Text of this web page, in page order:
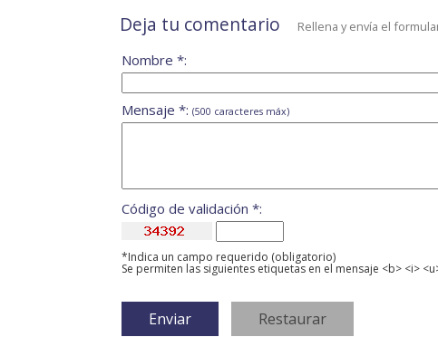
Deja tu comentario Rellena y envía el
Nombre *:
Mensaje *: (500 caracteres máx)
Código de validación *:
*Indica un campo requerido (obligatorio)
Se permiten las siguientes etiquetas en el mensaje <b> <i>